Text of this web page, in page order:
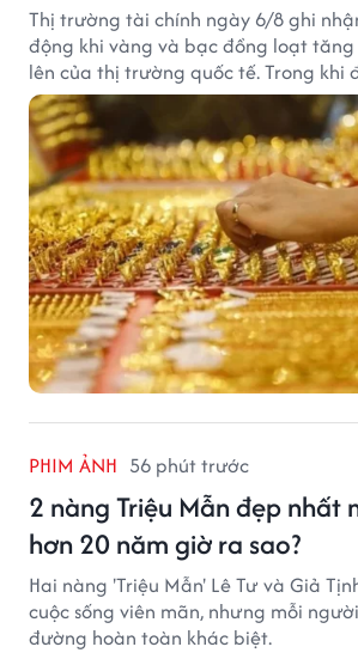
Thị trường tài chính ngày 6/8 ghi
động khi vàng và bạc đồng loạt
lên của thị trường quốc tế. Trong khi
ngân hàng tiếp tục hạ nhiệt dù tỷ
đỉnh mới.
PHIM ẢNH 56 phút trước
2 nàng Triệu Mẫn đẹp nhất
hơn 20 năm giờ ra sao?
Hai nàng 'Triệu Mẫn' Lê Tư và Giả
cuộc sống viên mãn, nhưng mỗi
đường hoàn toàn khác biệt.